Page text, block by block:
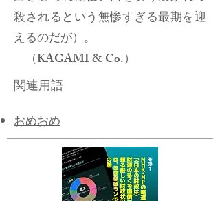
殺されるという無惨すぎる最期を迎
えるのだが）。
（KAGAMI & Co.）
関連用語
おめおめ